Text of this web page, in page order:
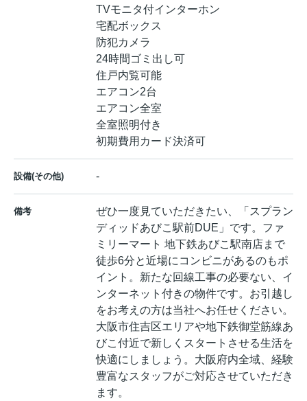
TVモニタ付インターホン
宅配ボックス
防犯カメラ
24時間ゴミ出し可
住戸内覧可能
エアコン2台
エアコン全室
全室照明付き
初期費用カード決済可
設備(その他) -
備考
ぜひ一度見ていただきたい、「スプラン
ディッドあびこ駅前DUE」です。ファ
ミリーマート 地下鉄あびこ駅南店まで
徒歩6分と近場にコンビニがあるのもポ
イント。新たな回線工事の必要ない、イ
ンターネット付きの物件です。お引越し
をお考えの方は当社へお任せください。
大阪市住吉区エリアや地下鉄御堂筋線あ
びこ付近で新しくスタートさせる生活を
快適にしましょう。大阪府内全域、経験
豊富なスタッフがご対応させていただき
ます。